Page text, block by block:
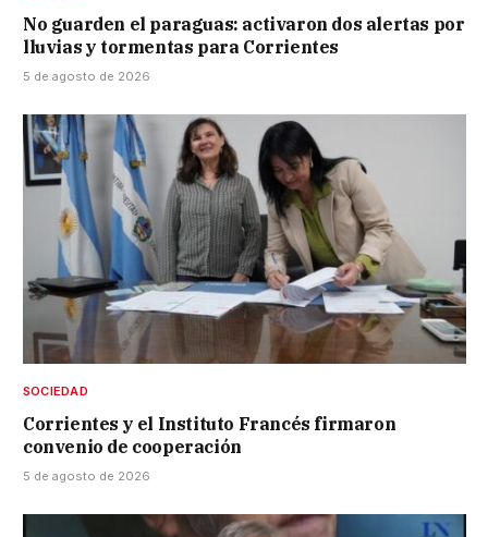
No guarden el paraguas: activaron dos alertas por
lluvias y tormentas para Corrientes
5 de agosto de 2026
SOCIEDAD
Corrientes y el Instituto Francés firmaron
convenio de cooperación
5 de agosto de 2026